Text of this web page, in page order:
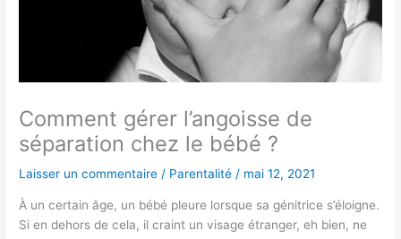
Comment gérer l’angoisse de
séparation chez le bébé ?
Laisser un commentaire / Parentalité / mai 12, 2021
À un certain âge, un bébé pleure lorsque sa génitrice s’éloigne.
Si en dehors de cela, il craint un visage étranger, eh bien, ne